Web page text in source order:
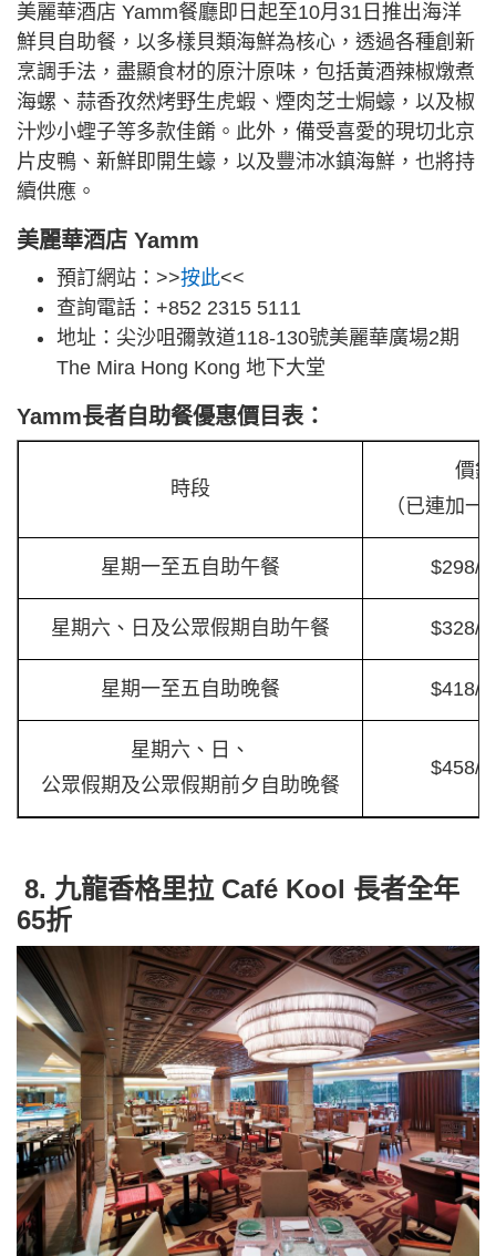
美麗華酒店 Yamm餐廳即日起至10月31日推出海洋
鮮貝自助餐，以多樣貝類海鮮為核心，透過各種創新
烹調手法，盡顯食材的原汁原味，包括黃酒辣椒燉煮
海螺、蒜香孜然烤野生虎蝦、煙肉芝士焗蠔，以及椒
汁炒小蟶子等多款佳餚。此外，備受喜愛的現切北京
片皮鴨、新鮮即開生蠔，以及豐沛冰鎮海鮮，也將持
續供應。
美麗華酒店 Yamm
預訂網站：>>按此<<
查詢電話：+852 2315 5111
地址：尖沙咀彌敦道118-130號美麗華廣場2期
The Mira Hong Kong 地下大堂
Yamm長者自助餐優惠價目表：
時段
價錢
（已連加一
星期一至五自助午餐 $298/
星期六、日及公眾假期自助午餐 $328/
星期一至五自助晚餐 $418/
星期六、日、
公眾假期及公眾假期前夕自助晚餐
$458/
8. 九龍香格里拉 Café Kool 長者全年
65折